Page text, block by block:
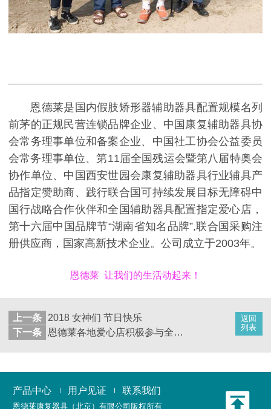
恩德莱是国内假肢矫形器辅助器具配置规模名列
前茅的正规民营连锁品牌企业、中国康复辅助器具协
会常务理事单位和备案企业、中国社工协会公益委员
会常务理事单位、第11届全国残运会暨第八届特奥会
协作单位、中国西安世园会康复辅助器具行业辅具产
品指定赞助商、践行联合国可持续发展目标无障碍中
国行战略合作伙伴和全国辅助器具配置指定爱心店，
第十六届中国品牌节“湖南省知名品牌”,联合国采购注
册供应商，国家高新技术企业。公司成立于2003年。
恩德莱 让我们的生活动起来！
返回
列表
上一条
2018 女神们 节日快乐
下一条
恩德莱各地爱心店积极参与全国第27次残疾日活动
产品中心 用户见证 联系我们
恩德莱康复器具（北京）有限公司 版权所有